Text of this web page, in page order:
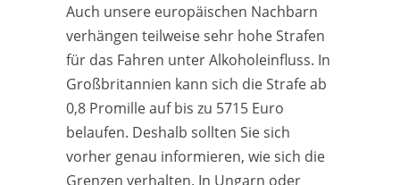
Auch unsere europäischen Nachbarn
verhängen teilweise sehr hohe Strafen
für das Fahren unter Alkoholeinfluss. In
Großbritannien kann sich die Strafe ab
0,8 Promille auf bis zu 5715 Euro
belaufen. Deshalb sollten Sie sich
vorher genau informieren, wie sich die
Grenzen verhalten. In Ungarn oder